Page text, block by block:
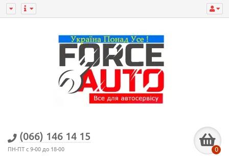
(066) 146 14 15
ПН-ПТ с 9-00 до 18-00 0